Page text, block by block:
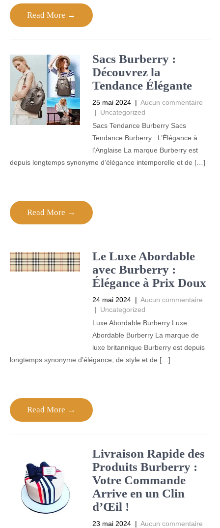
Read More →
Sacs Burberry :
Découvrez la
Tendance Élégante
25 mai 2024 | Aucun commentaire
| Uncategorized
Sacs Tendance Burberry Sacs
Tendance Burberry : L’Élégance à
l’Anglaise La marque Burberry est
depuis longtemps synonyme d’élégance intemporelle et de […]
Read More →
Le Luxe Abordable
avec Burberry :
Élégance à Prix Doux
24 mai 2024 | Aucun commentaire
| Uncategorized
Luxe Abordable Burberry Luxe
Abordable Burberry La marque de
luxe britannique Burberry est depuis
longtemps synonyme d’élégance, de style et de […]
Read More →
Livraison Rapide des
Produits Burberry :
Votre Commande
Arrive en un Clin
d’Œil !
23 mai 2024 | Aucun commentaire